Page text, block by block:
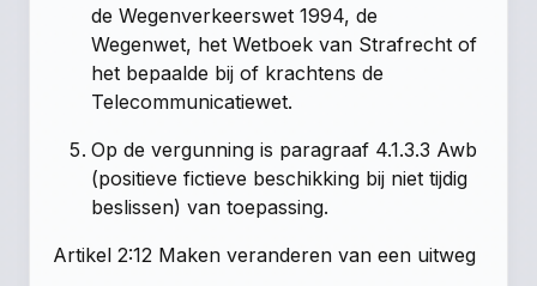
de Wegenverkeerswet 1994, de
Wegenwet, het Wetboek van Strafrecht of
het bepaalde bij of krachtens de
Telecommunicatiewet.
Op de vergunning is paragraaf 4.1.3.3 Awb
(positieve fictieve beschikking bij niet tijdig
beslissen) van toepassing.
Artikel 2:12 Maken veranderen van een uitweg